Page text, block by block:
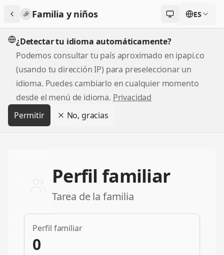
Familia y niños Cambiar tema
ES
¿Detectar tu idioma automáticamente?
Podemos consultar tu país aproximado en ipapi.co
(usando tu dirección IP) para preseleccionar un
idioma. Puedes cambiarlo en cualquier momento
desde el menú de idioma. Privacidad
Permitir
No, gracias
Perfil familiar
Tarea de la familia
Perfil familiar
0